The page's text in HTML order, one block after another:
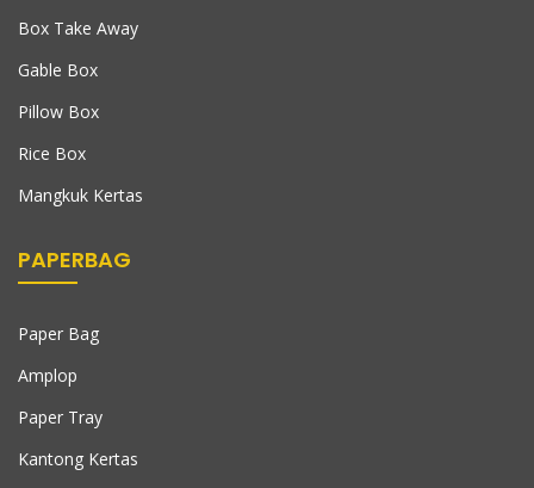
Box Take Away
Gable Box
Pillow Box
Rice Box
Mangkuk Kertas
PAPERBAG
Paper Bag
Amplop
Paper Tray
Kantong Kertas